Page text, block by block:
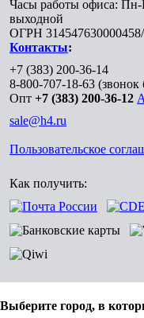
Часы работы офиса:
выходной
ОГРН
Контакты:
+7 (383) 200-36-14
8-800-707-18-63 (звонок
Опт +7 (383) 200-36-12
sale@h4.ru
Пользовательское
Как получить:
Выберите город, в